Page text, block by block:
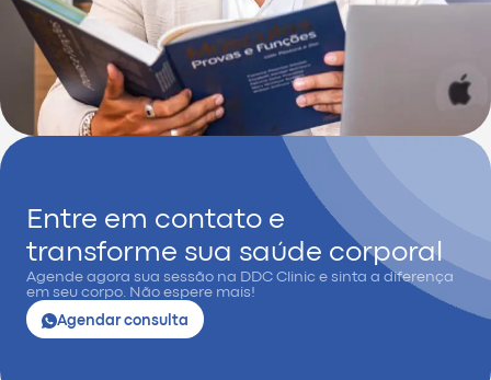
Entre em contato e
transforme sua saúde corporal
Agende agora sua sessão na DDC Clinic e sinta a diferença
em seu corpo. Não espere mais!
Agendar consulta